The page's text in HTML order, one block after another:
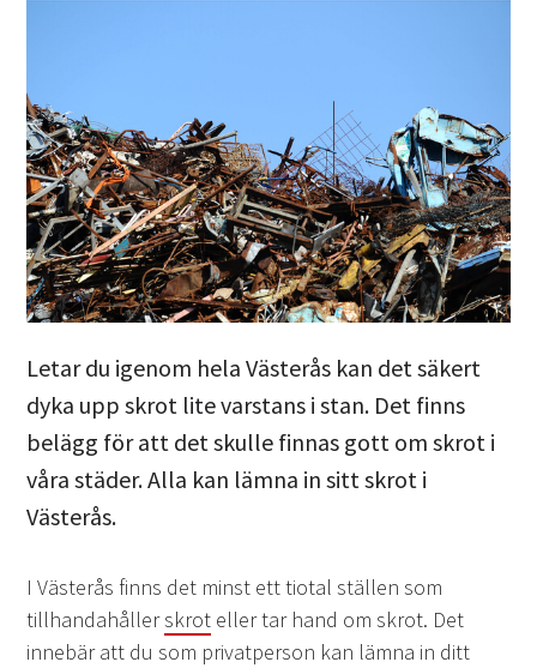
Letar du igenom hela Västerås kan det säkert
dyka upp skrot lite varstans i stan. Det finns
belägg för att det skulle finnas gott om skrot i
våra städer. Alla kan lämna in sitt skrot i
Västerås.
I Västerås finns det minst ett tiotal ställen som
tillhandahållerskrot eller tar hand om skrot. Det
innebär att du som privatperson kan lämna in ditt